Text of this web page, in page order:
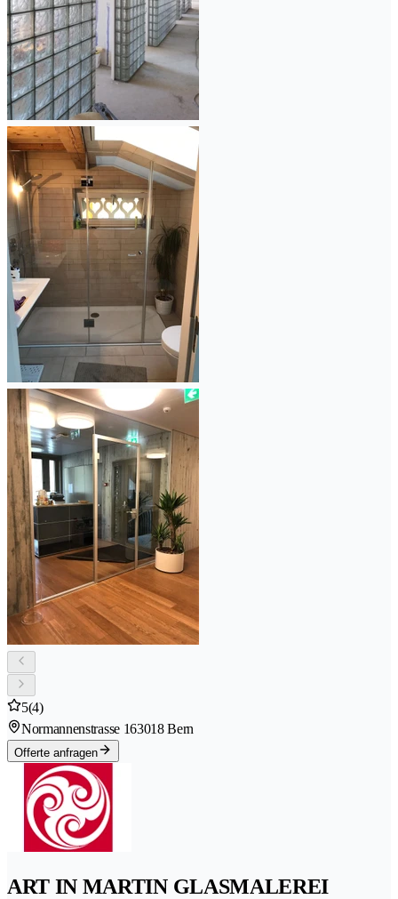
5(4)
Normannenstrasse 163018 Bern
Offerte anfragen
ART IN MARTIN GLASMALEREI